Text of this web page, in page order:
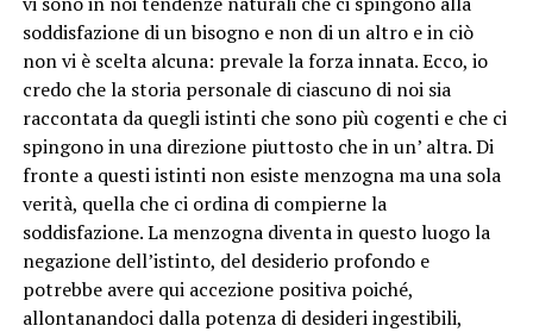
soddisfazione di un bisogno e non di un altro e in ciò
non vi è scelta alcuna: prevale la forza innata. Ecco, io
credo che la storia personale di ciascuno di noi sia
raccontata da quegli istinti che sono più cogenti e che ci
spingono in una direzione piuttosto che in un’ altra. Di
fronte a questi istinti non esiste menzogna ma una sola
verità, quella che ci ordina di compierne la
soddisfazione. La menzogna diventa in questo luogo la
negazione dell’istinto, del desiderio profondo e
potrebbe avere qui accezione positiva poiché,
allontanandoci dalla potenza di desideri ingestibili,